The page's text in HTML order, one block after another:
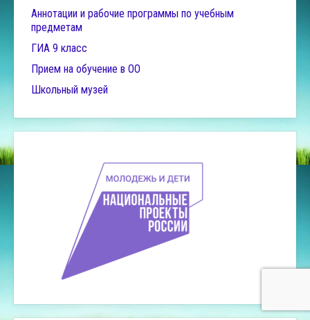
Аннотации и рабочие программы по учебным
предметам
ГИА 9 класс
Прием на обучение в ОО
Школьный музей